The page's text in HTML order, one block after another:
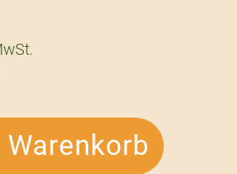
Warenkorb